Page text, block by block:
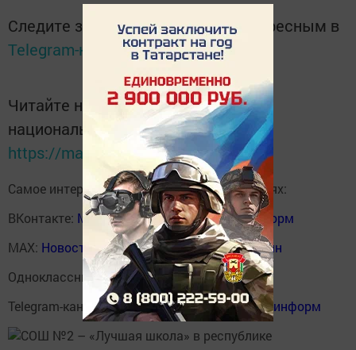
Следите за самым важным и интересным в
Telegram-каналеТатмедиа
Читайте новости Татарстана в
национальном мессенджере MАХ:
https://max.ru/tatmedia
Самое интересное в наших социальных сетях:
ВКонтакте: Мензелинск news - Мензеля-информ
MAX: Новости Мензелинска - Мензеля онлайн
Одноклассники: ok.ru/menzelinsk
Telegram-канал:Мензелинск news - Мензеля-информ